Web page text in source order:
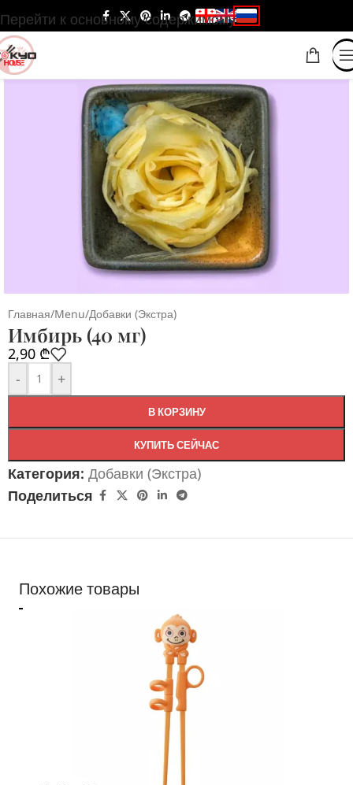
Перейти к основному содержимому
Главная/Menu/Добавки (Экстра)
Имбирь (40 мг)
2,90 ₾
-
+
В КОРЗИНУ
КУПИТЬ СЕЙЧАС
Категория: Добавки (Экстра)
Поделиться
Похожие товары